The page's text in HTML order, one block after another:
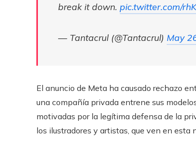
break it down. pic.twitter.com/
— Tantacrul (@Tantacrul) May
El anuncio de Meta ha causado rechazo
una compañía privada entrene sus
motivadas por la legítima defensa de la
los ilustradores y artistas, que ven en esta